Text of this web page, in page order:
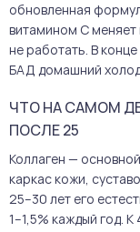
обновленная
витамином С меняет
не работать. В
БАД домашний
ЧТО НА САМОМ
ПОСЛЕ 25
Коллаген —
каркас кожи,
25–30 лет его
1–1,5% каждый год.